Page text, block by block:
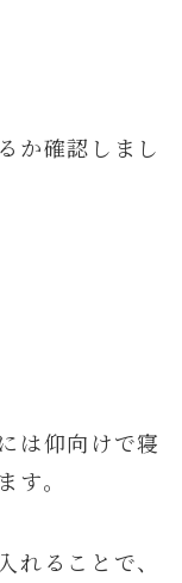
か確認しまし
は仰向けで寝
。
れることで、